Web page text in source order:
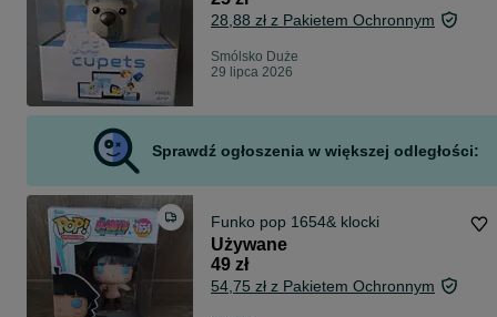
28,88 zł z Pakietem Ochronnym
Smólsko Duże
29 lipca 2026
Sprawdź ogłoszenia w większej odległości:
Funko pop 1654& klocki
Używane
49 zł
54,75 zł z Pakietem Ochronnym